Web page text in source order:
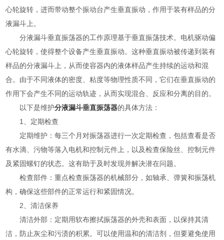
心轮旋转，进而带动整个振动台产生垂直振动，作用于装有样品的分
液漏斗上。
分液漏斗垂直振荡器的工作原理基于垂直振荡技术。电机驱动偏
心轮旋转，使得整个设备产生垂直振动。这种垂直振动被传递到装有
样品的分液漏斗上，从而使容器内的液体样品产生持续的运动和混
合。由于不同液体的密度、粘度等物理性质不同，它们在垂直振动的
作用下会产生不同的运动轨迹，从而实现混合、反应和分离的目的。
以下是维护分液漏斗垂直振荡器的具体方法：
1、定期检查
定期维护：每三个月对振荡器进行一次定期检查，包括查看是否
有水滴、污物等落入电机和控制元件上，以及检查保险丝、控制元件
及紧固螺钉的状态。这有助于及时发现并解决潜在问题。
检查部件：重点检查振荡器的机械部分，如轴承、弹簧和振荡机
构，确保这些部件的正常运行和紧固情况。
2、清洁保养
清洁外部：定期用软布擦拭振荡器的外壳和表面，以保持其清
洁，防止灰尘和污渍的积累。可以使用温和的清洁剂，但要避免使用